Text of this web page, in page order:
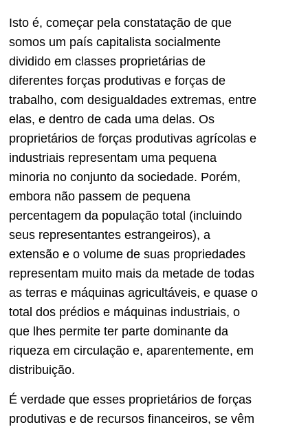
Isto é, começar pela constatação de que
somos um país capitalista socialmente
dividido em classes proprietárias de
diferentes forças produtivas e forças de
trabalho, com desigualdades extremas, entre
elas, e dentro de cada uma delas. Os
proprietários de forças produtivas agrícolas e
industriais representam uma pequena
minoria no conjunto da sociedade. Porém,
embora não passem de pequena
percentagem da população total (incluindo
seus representantes estrangeiros), a
extensão e o volume de suas propriedades
representam muito mais da metade de todas
as terras e máquinas agricultáveis, e quase o
total dos prédios e máquinas industriais, o
que lhes permite ter parte dominante da
riqueza em circulação e, aparentemente, em
distribuição.
É verdade que esses proprietários de forças
produtivas e de recursos financeiros, se vêm